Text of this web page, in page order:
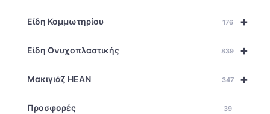
+
Είδη Κομμωτηρίου 176
+
Είδη Ονυχοπλαστικής 839
+
Μακιγιάζ HEAN 347
Προσφορές 39